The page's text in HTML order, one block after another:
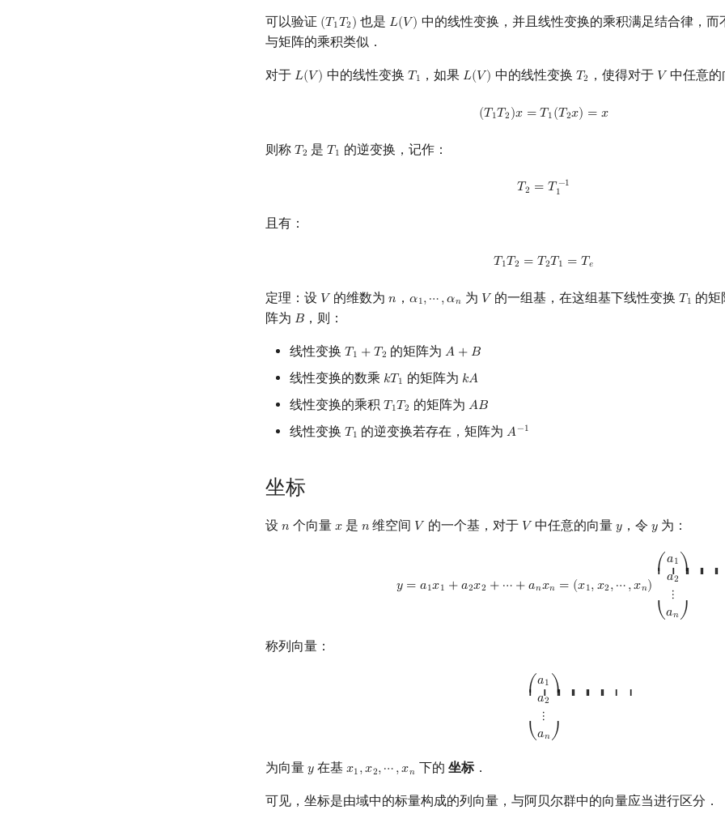
可以验证 (𝑇 1𝑇2)
(T1T2) 也是 𝐿(𝑉)
L(V)
中的线性变换，并且线性变换的乘积满足结合律，而
与矩阵的乘积类似．
对于 𝐿(𝑉)
L(V) 中的线性变换 𝑇 1
T1 ，如果 𝐿(𝑉)
L(V) 中的线性变换 𝑇2
T2 ，使得对于 𝑉
V 中任意
(𝑇 1𝑇 2)𝑥 = 𝑇 1(𝑇2𝑥) = 𝑥
(T1T2 x=T1 (T2x)= x
则称 𝑇2
T2 是𝑇 1
T1 的逆变换，记作：
𝑇2 = 𝑇 −1
1
T 2=T1−1
且有：
𝑇 1𝑇 2 = 𝑇2𝑇 1 = 𝑇𝑒
T1T 2= T2T1 =Te
定理：设 𝑉
V 的维数为𝑛
n ， 𝛼1,⋯,𝛼𝑛
α1,⋯, αn 为 𝑉
V 的一组基，在这组基下线性变换𝑇 1
T1 的矩
阵为 𝐵
B ，则：
线性变换 𝑇 1 +𝑇2
T1 +T2 的矩阵为 𝐴 + 𝐵
A+B
线性变换的数乘 𝑘𝑇 1
kT1 的矩阵为 𝑘𝐴
kA
线性变换的乘积 𝑇 1𝑇2
T1T2 的矩阵为 𝐴𝐵
AB
线性变换 𝑇 1
T1 的逆变换若存在，矩阵为 𝐴−1
A−1
坐标
设 𝑛
n 个向量 𝑥
x是 𝑛
n 维空间 𝑉
V 的一个基，对于 𝑉
V中任意的向量 𝑦
y，令 𝑦
y为：
𝑦 = 𝑎1𝑥1 +𝑎2𝑥2 + ⋯ +𝑎𝑛𝑥𝑛 = (𝑥1,𝑥2,⋯,𝑥𝑛)
⎛⎜ ⎜ ⎜ ⎜ ⎜
⎝
𝑎1
𝑎2
⋮
𝑎𝑛
⎞
⎟ ⎟ ⎟
⎠
an)
称列向量：
⎛⎜ ⎜ ⎜ ⎜ ⎜ ⎜
⎝
𝑎1
𝑎2
⋮
𝑎𝑛
⎞
⎟ ⎟ ⎟ ⎟ ⎟ ⎟
⎠
a2⋮a
为向量 𝑦
y在基 𝑥1,𝑥2,⋯,𝑥𝑛
x1,x2,⋯, xn 下的 坐标．
可见，坐标是由域中的标量构成的列向量，与阿贝尔群中的向量应当进行区分．